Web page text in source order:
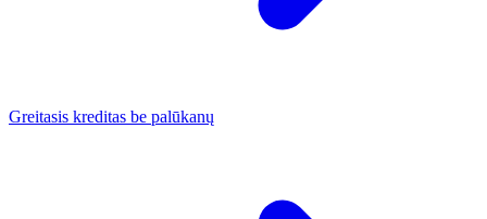
Greitasis kreditas be palūkanų